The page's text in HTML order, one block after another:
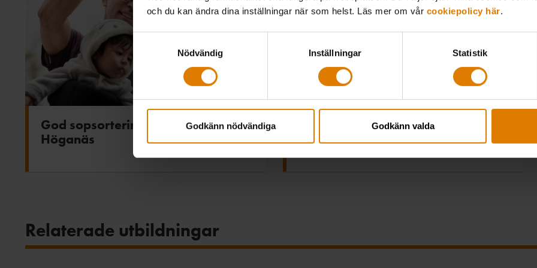
och du kan ändra dina inställningar när som helst. Läs mer om vår cookiepolicy här.
Nödvändig
Inställningar Statistik
Godkänn nödvändiga Godkänn valda
God sopsortering ger lägre hyra i
Höganäs
Högre p-hyror bidrar till fler cykel-
och bilpooler
Relaterade utbildningar